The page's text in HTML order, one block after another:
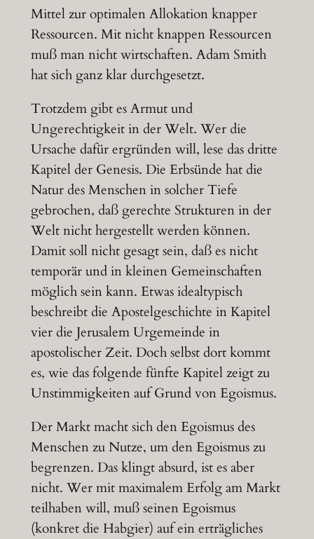
Mittel zur optimalen Allokation knapper
Ressourcen. Mit nicht knappen Ressourcen
muß man nicht wirtschaften. Adam Smith
hat sich ganz klar durchgesetzt.
Trotzdem gibt es Armut und
Ungerechtigkeit in der Welt. Wer die
Ursache dafür ergründen will, lese das dritte
Kapitel der Genesis. Die Erbsünde hat die
Natur des Menschen in solcher Tiefe
gebrochen, daß gerechte Strukturen in der
Welt nicht hergestellt werden können.
Damit soll nicht gesagt sein, daß es nicht
temporär und in kleinen Gemeinschaften
möglich sein kann. Etwas idealtypisch
beschreibt die Apostelgeschichte in Kapitel
vier die Jerusalem Urgemeinde in
apostolischer Zeit. Doch selbst dort kommt
es, wie das folgende fünfte Kapitel zeigt zu
Unstimmigkeiten auf Grund von Egoismus.
Der Markt macht sich den Egoismus des
Menschen zu Nutze, um den Egoismus zu
begrenzen. Das klingt absurd, ist es aber
nicht. Wer mit maximalem Erfolg am Markt
teilhaben will, muß seinen Egoismus
(konkret die Habgier) auf ein erträgliches